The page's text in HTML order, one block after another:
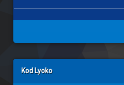
Left Sidebar
Kod Lyoko